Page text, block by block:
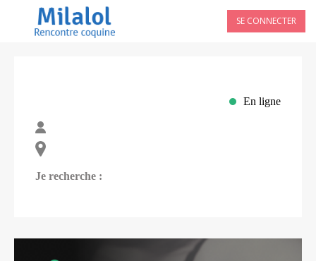
SE CONNECTER
En ligne
Je recherche :